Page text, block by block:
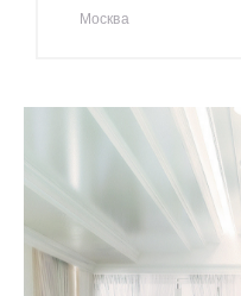
Москва